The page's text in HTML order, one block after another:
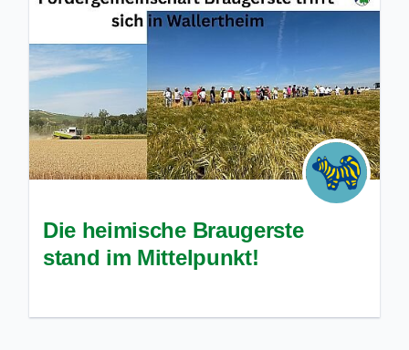
Die heimische Braugerste
stand im Mittelpunkt!